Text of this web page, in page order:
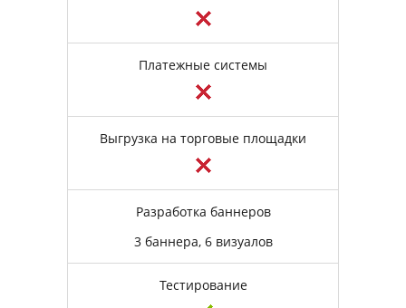
Платежные системы
Выгрузка на торговые площадки
Разработка баннеров
3 баннера, 6 визуалов
Тестирование